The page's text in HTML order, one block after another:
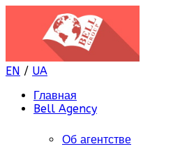
EN / UA
Главная
Bell Agency
Об агентстве